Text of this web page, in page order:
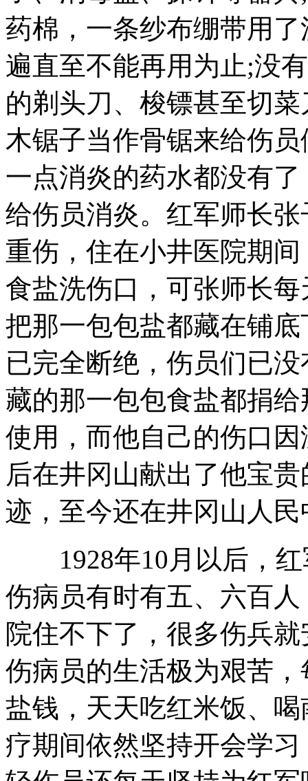
药棉，一条纱布绷带用
遍直至不能再用为止;没
的剃头刀、梭镖甚至切
木锯子当作骨锯来给伤
一点消炎的药水都没有
给伤员消炎。红军师长
重伤，住在小井医院期
食盐洗伤口，可张师长
把那一包包盐都藏在铺
已完全断绝，伤员们已
藏的那一包包食盐都捐
使用，而他自己的伤口
后在井冈山献出了他宝
迹，至今还在井冈山人
1928年10月以后，红
伤病员有时有五、六百
院住不下了，很多伤兵
伤病员的生活极为艰苦
盐钱，天天吃红米饭、
疗期间依然坚持开会学